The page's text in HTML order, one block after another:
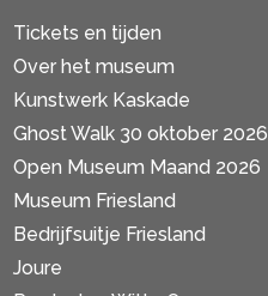
Tickets en tijden
Over het museum
Kunstwerk Kaskade
Ghost Walk 30 oktober 2026
Open Museum Maand 2026
Museum Friesland
Bedrijfsuitje Friesland
Joure